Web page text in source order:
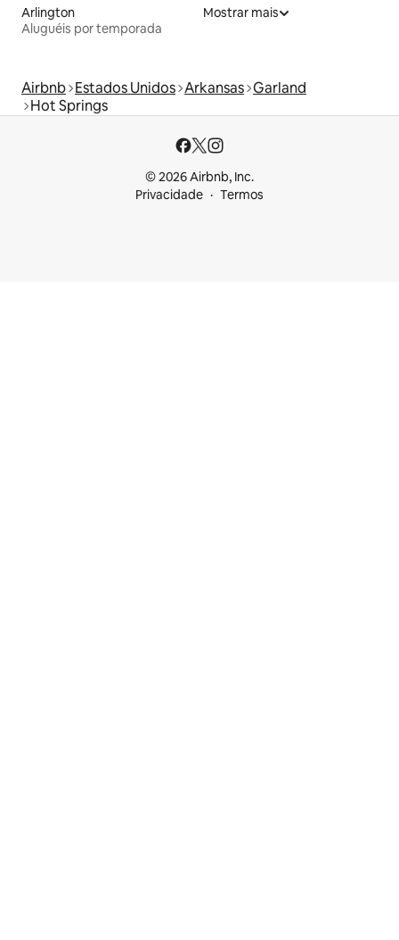
Arlington
Aluguéis por temporada
Mostrar mais
Airbnb Estados Unidos Arkansas Garland
Hot Springs
© 2026 Airbnb, Inc.
Privacidade
Termos